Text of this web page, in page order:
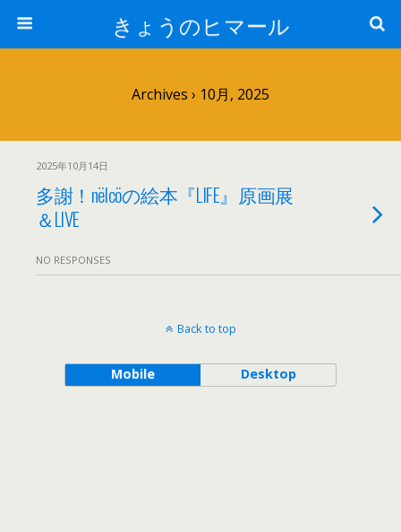
きょうのヒマール
Archives › 10月, 2025
2025年10月14日
多謝！nëlcöの絵本『LIFE』原画展
＆LIVE
NO RESPONSES
Back to top
Mobile Desktop